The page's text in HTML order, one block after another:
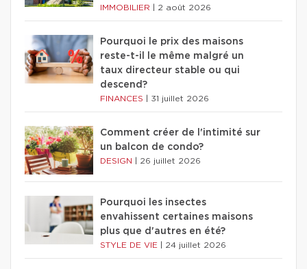
IMMOBILIER 2 août 2026
Pourquoi le prix des maisons
reste-t-il le même malgré un
taux directeur stable ou qui
descend?
FINANCES 31 juillet 2026
Comment créer de l'intimité sur
un balcon de condo?
DESIGN 26 juillet 2026
Pourquoi les insectes
envahissent certaines maisons
plus que d'autres en été?
STYLE DE VIE 24 juillet 2026